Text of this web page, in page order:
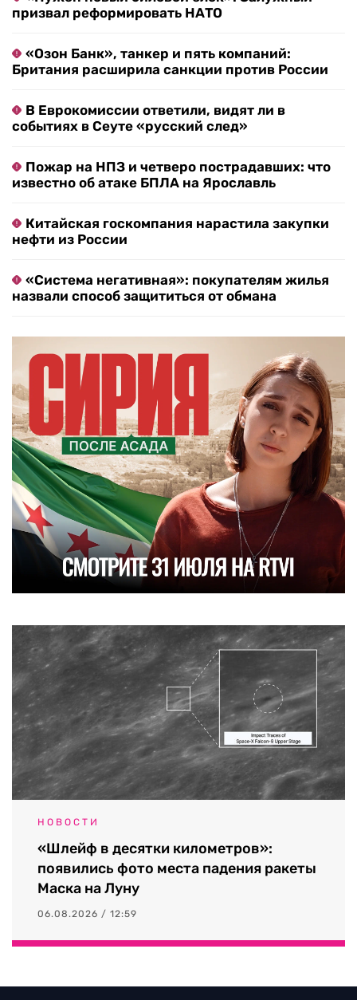
призвал реформировать НАТО
«Озон Банк», танкер и пять компаний:
Британия расширила санкции против России
В Еврокомиссии ответили, видят ли в
событиях в Сеуте «русский след»
Пожар на НПЗ и четверо пострадавших: что
известно об атаке БПЛА на Ярославль
Китайская госкомпания нарастила закупки
нефти из России
«Система негативная»: покупателям жилья
назвали способ защититься от обмана
НОВОСТИ
«Шлейф в десятки километров»:
появились фото места падения ракеты
Маска на Луну
06.08.2026 / 12:59